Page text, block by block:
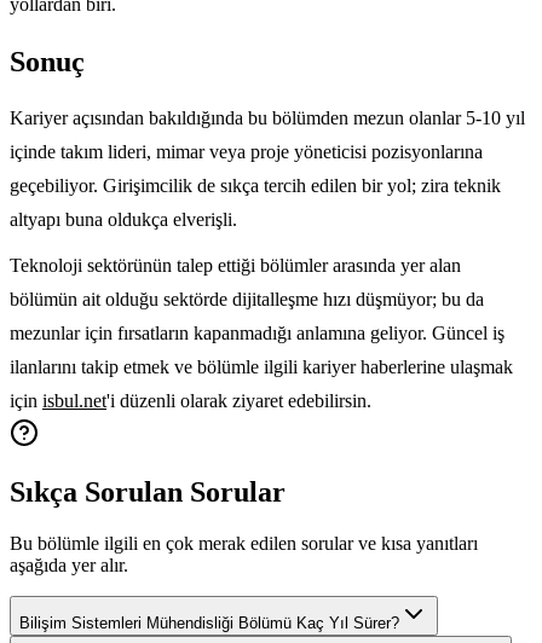
Sonuç
Kariyer açısından bakıldığında bu bölümden mezun olanlar 5-10 yıl
içinde takım lideri, mimar veya proje yöneticisi pozisyonlarına
geçebiliyor. Girişimcilik de sıkça tercih edilen bir yol; zira teknik
altyapı buna oldukça elverişli.
Teknoloji sektörünün talep ettiği bölümler arasında yer alan
bölümün ait olduğu sektörde dijitalleşme hızı düşmüyor; bu da
mezunlar için fırsatların kapanmadığı anlamına geliyor. Güncel iş
ilanlarını takip etmek ve bölümle ilgili kariyer haberlerine ulaşmak
için isbul.net'i düzenli olarak ziyaret edebilirsin.
Sıkça Sorulan Sorular
Bu bölümle ilgili en çok merak edilen sorular ve kısa yanıtları
aşağıda yer alır.
Bilişim Sistemleri Mühendisliği Bölümü Kaç Yıl Sürer?